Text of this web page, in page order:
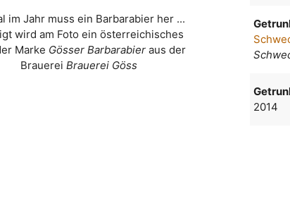
im Jahr muss ein Barbarabier her ...
wird am Foto ein österreichisches
Marke Gösser Barbarabieraus der
Brauerei Brauerei Göss
2014